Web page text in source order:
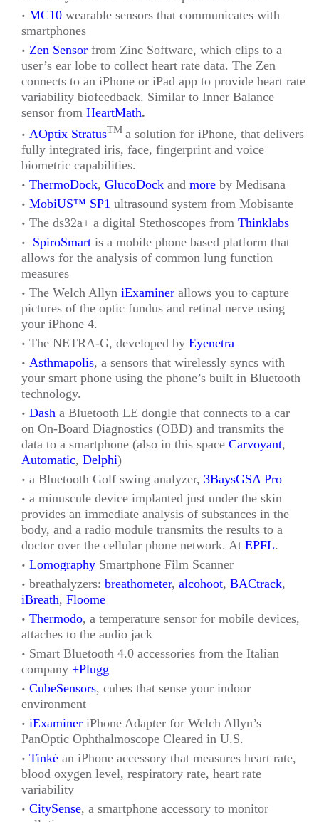
MC10 wearable sensors that communicates with
smartphones
Zen Sensor from Zinc Software, which clips to a
user’s ear lobe to collect heart rate data. The Zen
connects to an iPhone or iPad app to provide heart rate
variability biofeedback. Similar to Inner Balance
sensor from HeartMath.
AOptix StratusTM a solution for iPhone, that delivers
fully integrated iris, face, fingerprint and voice
biometric capabilities.
ThermoDock, GlucoDock and more by Medisana
MobiUS™ SP1 ultrasound system from Mobisante
The ds32a+ a digital Stethoscopes from Thinklabs
SpiroSmart is a mobile phone based platform that
allows for the analysis of common lung function
measures
The Welch Allyn iExaminer allows you to capture
pictures of the optic fundus and retinal nerve using
your iPhone 4.
The NETRA-G, developed by Eyenetra
Asthmapolis, a sensors that wirelessly syncs with
your smart phone using the phone’s built in Bluetooth
technology.
Dash a Bluetooth LE dongle that connects to a car
on On-Board Diagnostics (OBD) and transmits the
data to a smartphone (also in this space Carvoyant,
Automatic, Delphi)
a Bluetooth Golf swing analyzer, 3BaysGSA Pro
a minuscule device implanted just under the skin
provides an immediate analysis of substances in the
body, and a radio module transmits the results to a
doctor over the cellular phone network. At EPFL.
Lomography Smartphone Film Scanner
breathalyzers: breathometer, alcohoot, BACtrack,
iBreath, Floome
Thermodo, a temperature sensor for mobile devices,
attaches to the audio jack
Smart Bluetooth 4.0 accessories from the Italian
company +Plugg
CubeSensors, cubes that sense your indoor
environment
iExaminer iPhone Adapter for Welch Allyn’s
PanOptic Ophthalmoscope Cleared in U.S.
Tinkė an iPhone accessory that measures heart rate,
blood oxygen level, respiratory rate, heart rate
variability
CitySense, a smartphone accessory to monitor